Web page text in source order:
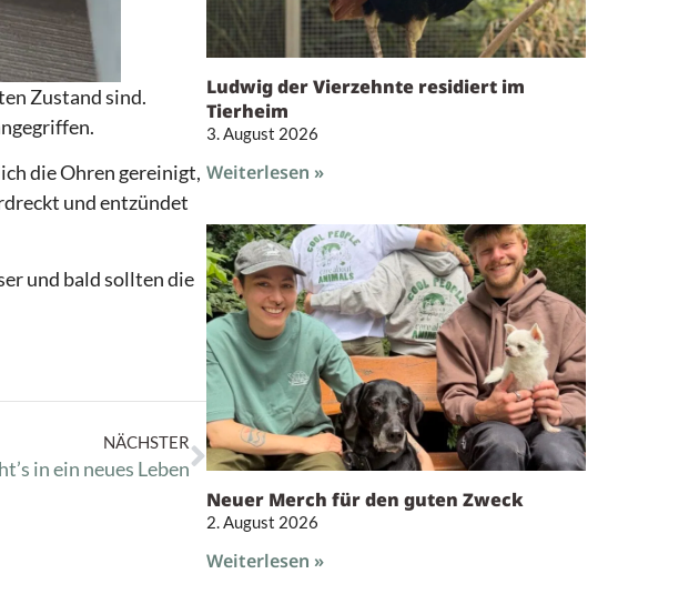
Zustand sind.
die Ohren gereinigt,
und entzündet
und bald sollten die
NÄCHSTER
in ein neues Leben
Ludwig der Vierzehnte residiert im
Tierheim
3. August 2026
Weiterlesen »
Neuer Merch für den guten Zweck
2. August 2026
Weiterlesen »